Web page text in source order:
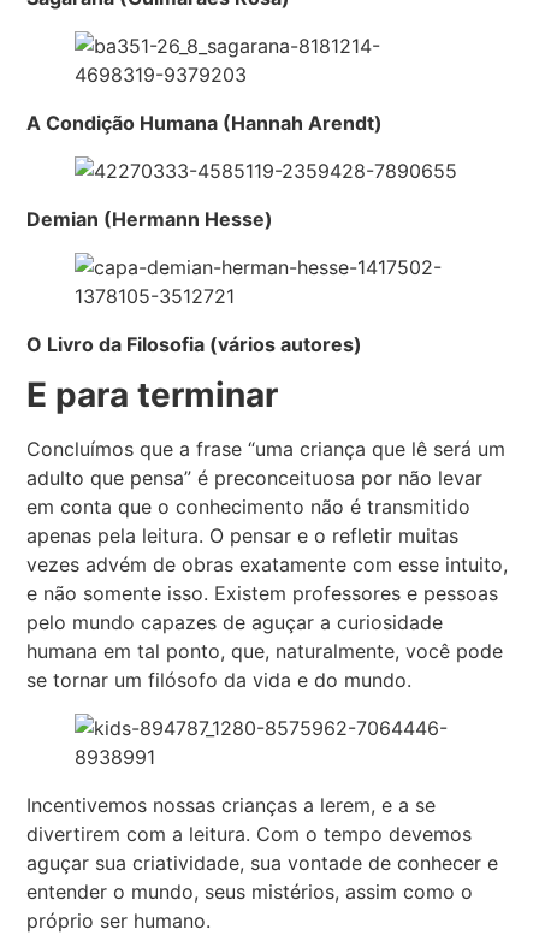
A Condição Humana (Hannah Arendt)
Demian (Hermann Hesse)
O Livro da Filosofia (vários autores)
E para terminar
Concluímos que a frase “uma criança que lê será um
adulto que pensa” é preconceituosa por não levar
em conta que o conhecimento não é transmitido
apenas pela leitura. O pensar e o refletir muitas
vezes advém de obras exatamente com esse intuito,
e não somente isso. Existem professores e pessoas
pelo mundo capazes de aguçar a curiosidade
humana em tal ponto, que, naturalmente, você pode
se tornar um filósofo da vida e do mundo.
Incentivemos nossas crianças a lerem, e a se
divertirem com a leitura. Com o tempo devemos
aguçar sua criatividade, sua vontade de conhecer e
entender o mundo, seus mistérios, assim como o
próprio ser humano.